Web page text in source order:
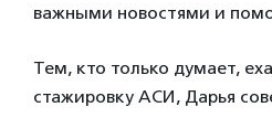
важными новостями и
Тем, кто только думает,
стажировку АСИ, Дарья